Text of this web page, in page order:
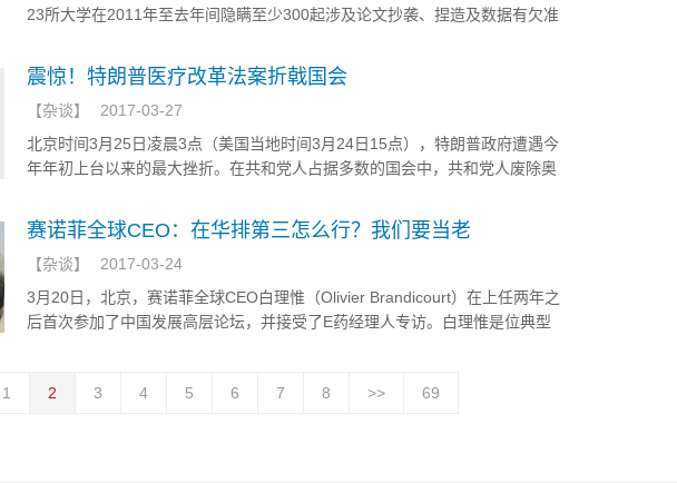
23所大学在2011年至去年间隐瞒至少300起涉及论文抄袭、捏造及数据有欠准
震惊！特朗普医疗改革法案折戟国会
【杂谈】
2017-03-27
北京时间3月25日凌晨3点（美国当地时间3月24日15点），特朗普政府遭遇今
年年初上台以来的最大挫折。在共和党人占据多数的国会中，共和党人废除奥
赛诺菲全球CEO：在华排第三怎么行？我们要当老
【杂谈】
2017-03-24
3月20日，北京，赛诺菲全球CEO白理惟（Olivier Brandicourt）在上任两年之
后首次参加了中国发展高层论坛，并接受了E药经理人专访。白理惟是位典型
1
2 3 4 5 6 7 8 >> 69